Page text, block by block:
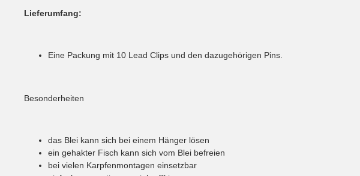
Lieferumfang:
Eine Packung mit 10 Lead Clips und den dazugehörigen Pins.
Besonderheiten
das Blei kann sich bei einem Hänger lösen
ein gehakter Fisch kann sich vom Blei befreien
bei vielen Karpfenmontagen einsetzbar